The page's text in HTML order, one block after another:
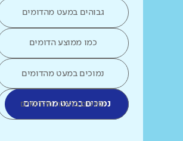
גבוהים במעט מהדומים
כמו ממוצע הדומים
נמוכים במעט מהדומים
נמוכים במעט מהדומים
נמוכים בהרבה מהדומים